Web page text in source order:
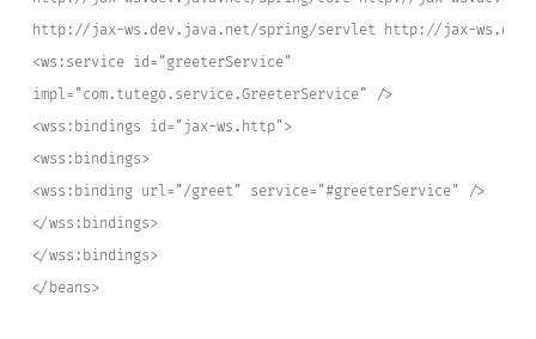
http://jax-ws.dev.java.net/spring/servlet http://jax-
<ws:service id="greeterService"
impl="com.tutego.service.GreeterService" />
<wss:bindings id="jax-ws.http">
<wss:bindings>
<wss:binding url="/greet" service="#greeterService" />
</wss:bindings>
</wss:bindings>
</beans>